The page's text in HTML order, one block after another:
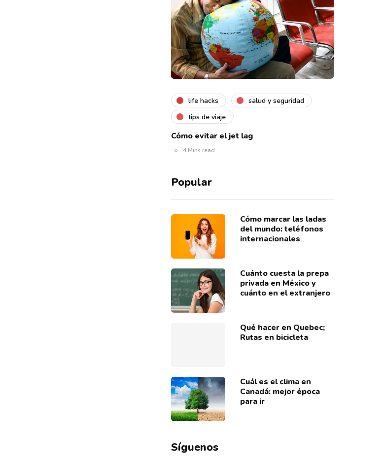
life hacks
salud y seguridad
tips de viaje
Cómo evitar el jet lag
4 Mins read
Popular
Cómo marcar las ladas
del mundo: teléfonos
internacionales
Cuánto cuesta la prepa
privada en México y
cuánto en el extranjero
Qué hacer en Quebec;
Rutas en bicicleta
Cuál es el clima en
Canadá: mejor época
para ir
Síguenos